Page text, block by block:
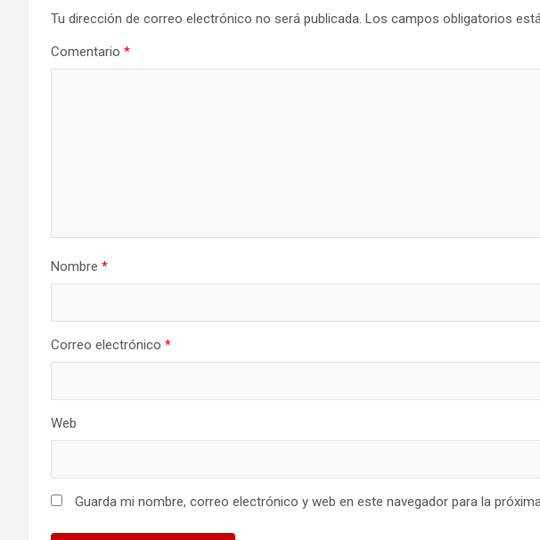
Tu dirección de correo electrónico no será publicada. Los campos obligatorios
Comentario *
Nombre *
Correo electrónico *
Web
Guarda mi nombre, correo electrónico y web en este navegador para la